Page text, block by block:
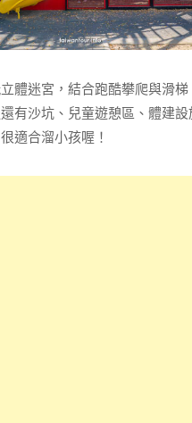
體迷宮，結合跑酷攀爬與滑
有沙坑、兒童遊憩區、體建
適合溜小孩喔！